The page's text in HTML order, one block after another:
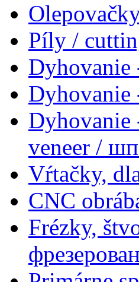
Píly /
Dyhovanie
Dyhovanie
Dyhovanie
veneer /
Vŕtačky,
CNC
Frézky,